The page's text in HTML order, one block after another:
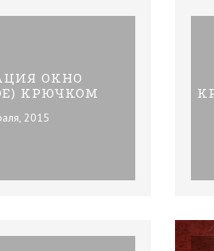
ОКНО
КРЮЧКОМ
2015